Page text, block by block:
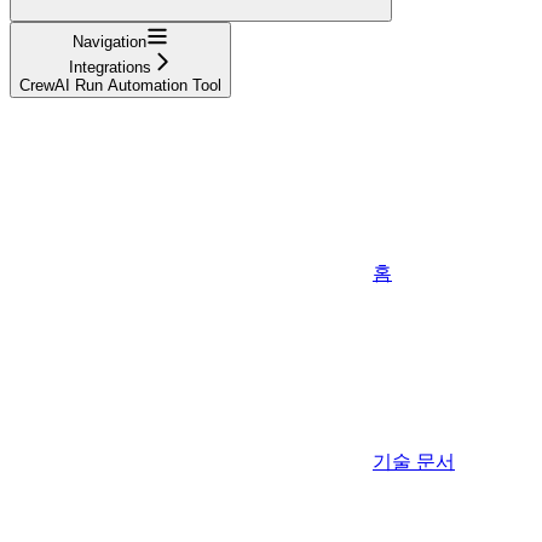
Navigation
Integrations
CrewAI Run Automation Tool
홈
기술 문서